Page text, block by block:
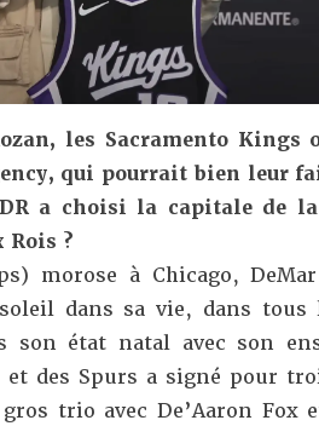
les Sacramento Kings
qui pourrait bien leur
a choisi la capitale de
?
morose à Chicago, DeMar
dans sa vie, dans tous
son état natal avec son
et des Spurs a signé pour
trio avec De’Aaron Fox